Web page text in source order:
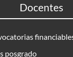
Docentes
posgrado